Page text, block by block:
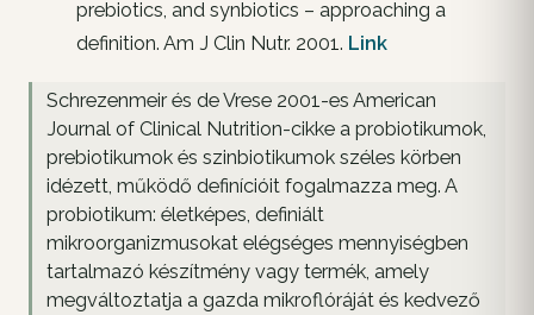
prebiotics, and synbiotics – approaching a
definition. Am J Clin Nutr. 2001. Link
Schrezenmeir és de Vrese 2001-es American
Journal of Clinical Nutrition-cikke a probiotikumok,
prebiotikumok és szinbiotikumok széles körben
idézett, működő definícióit fogalmazza meg. A
probiotikum: életképes, definiált
mikroorganizmusokat elégséges mennyiségben
tartalmazó készítmény vagy termék, amely
megváltoztatja a gazda mikroflóráját és kedvező